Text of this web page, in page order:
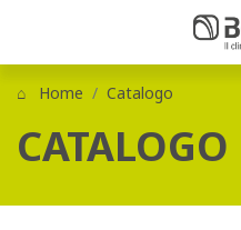
Home Catalogo
CATALOGO